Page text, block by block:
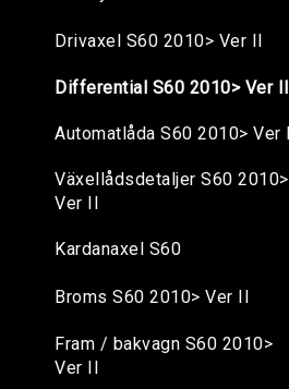
Drivaxel S60 2010> Ver II
Differential S60 2010> Ver II
Automatlåda S60 2010> Ver II
Växellådsdetaljer S60 2010>
Ver II
Kardanaxel S60
Broms S60 2010> Ver II
Fram / bakvagn S60 2010>
Ver II